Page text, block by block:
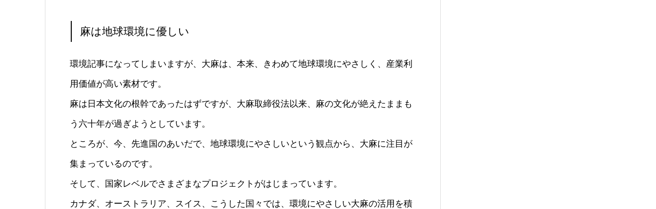
麻は地球環境に優しい
環境記事になってしまいますが、大麻は、本来、きわめて地球環境にやさしく、産業利
用価値が高い素材です。
麻は日本文化の根幹であったはずですが、大麻取締役法以来、麻の文化が絶えたままも
う六十年が過ぎようとしています。
ところが、今、先進国のあいだで、地球環境にやさしいという観点から、大麻に注目が
集まっているのです。
そして、国家レベルでさまざまなプロジェクトがはじまっています。
カナダ、オーストラリア、スイス、こうした国々では、環境にやさしい大麻の活用を積